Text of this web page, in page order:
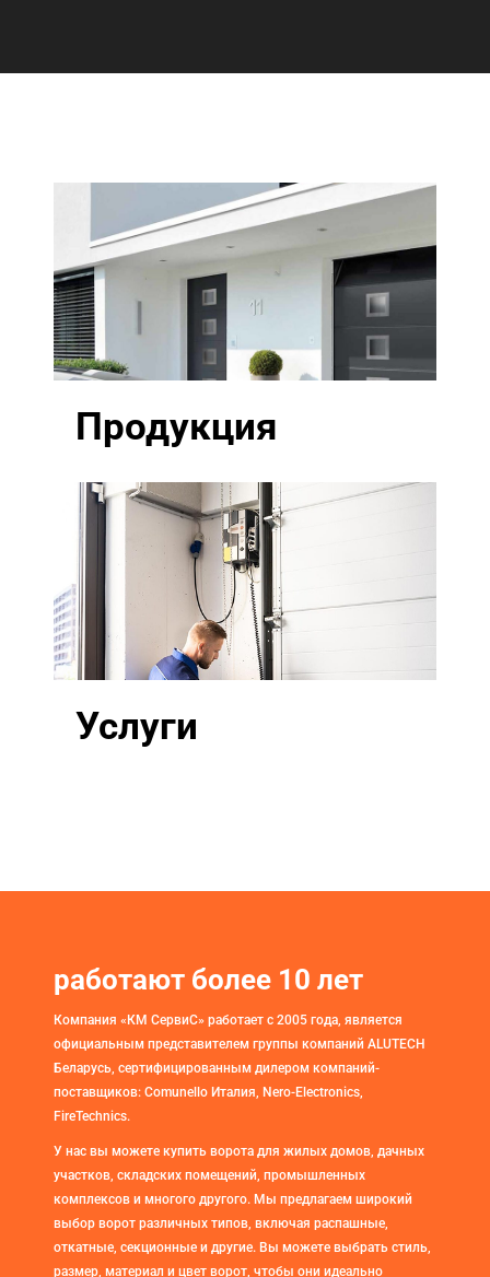
Продукция
Услуги
работают более 10 лет
Компания «КМ СервиС» работает с 2005 года, является
официальным представителем группы компаний ALUTECH
Беларусь, сертифицированным дилером компаний-
поставщиков: Comunello Италия, Nero-Electronics,
FireTechnics.
У нас вы можете купить ворота для жилых домов, дачных
участков, складских помещений, промышленных
комплексов и многого другого. Мы предлагаем широкий
выбор ворот различных типов, включая распашные,
откатные, секционные и другие. Вы можете выбрать стиль,
размер, материал и цвет ворот, чтобы они идеально